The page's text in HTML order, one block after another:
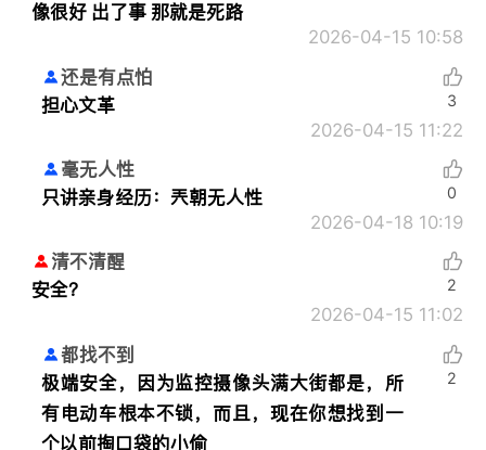
像很好 出了事 那就是死路
2026-04-15 10:58
还是有点怕
担心文革
2026-04-15 11:22
3
毫无人性
只讲亲身经历：兲朝无人性
2026-04-18 10:19
0
清不清醒
安全？
2026-04-15 11:02
2
都找不到
极端安全，因为监控摄像头满大街都是，所
有电动车根本不锁，而且，现在你想找到一
个以前掏口袋的小偷
2